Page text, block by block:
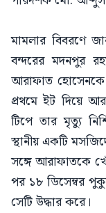
মামলার বিবরণে
বন্দরের মদনপুর
আরাফাত হোসেনকে
প্রথমে ইট দিয়ে
টিপে তার মৃত্যু
স্থানীয় একটি
সঙ্গে আরাফাতকে
পর ১৮ ডিসেম্বর
সেটি উদ্ধার করে।